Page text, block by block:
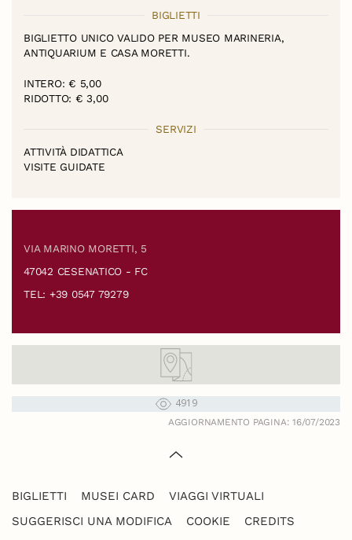
BIGLIETTI
BIGLIETTO UNICO VALIDO PER MUSEO MARINERIA,
ANTIQUARIUM E CASA MORETTI.
INTERO: € 5,00
RIDOTTO: € 3,00
SERVIZI
ATTIVITÀ DIDATTICA
VISITE GUIDATE
VIA MARINO MORETTI, 5
47042 CESENATICO - FC
TEL: +39 0547 79279
4919
AGGIORNAMENTO PAGINA: 16/07/2023
BIGLIETTI MUSEI CARD
VIAGGI VIRTUALI
SUGGERISCI UNA MODIFICA
COOKIE CREDITS